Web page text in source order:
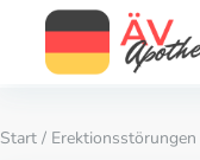
Start / Erektionsstörungen